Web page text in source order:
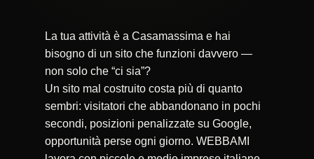
La tua attività è a Casamassima e hai
bisogno di un sito che funzioni davvero —
non solo che “ci sia”?
Un sito mal costruito costa più di quanto
sembri: visitatori che abbandonano in pochi
secondi, posizioni penalizzate su Google,
opportunità perse ogni giorno. WEBBAMI